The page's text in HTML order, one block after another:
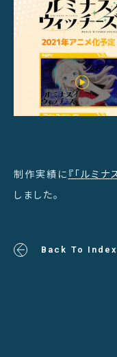
制作実績に 『「ルミ
しました。
Back To Index